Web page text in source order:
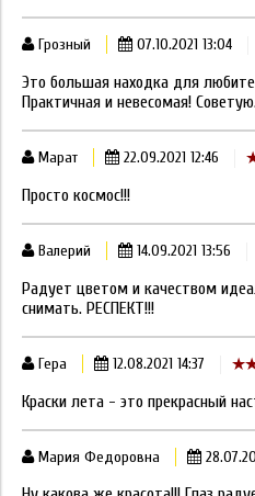
Грозный 07.10.2021 13:04
Это большая находка для
Практичная и невесомая!
Марат 22.09.2021 12:46
Просто космос!!!
Валерий 14.09.2021 13:56
Радует цветом и качеством
снимать. РЕСПЕКТ!!!
Гера 12.08.2021 14:37
Краски лета - это прекрасный
Мария Федоровна